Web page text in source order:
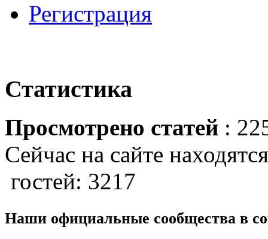
Регистрация
Статистика
Просмотрено статей :
Сейчас на сайте
гостей: 3217
Наши официальные сообщества в